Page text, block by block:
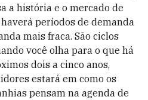
a história e o mercado de
períodos de demanda
mais fraca. São ciclos
você olha para o que há
dois a cinco anos,
estará em como os
pensam na agenda de